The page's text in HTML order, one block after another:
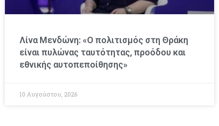
Λίνα Μενδώνη: «Ο πολιτισμός στη Θράκη
είναι πυλώνας ταυτότητας, προόδου και
εθνικής αυτοπεποίθησης»
10 Αυγούστου, 2026